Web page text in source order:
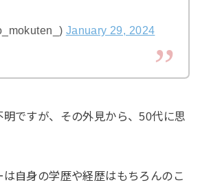
January 29, 2024
ですが、その外見から、50代に思
自身の学歴や経歴はもちろんのこ